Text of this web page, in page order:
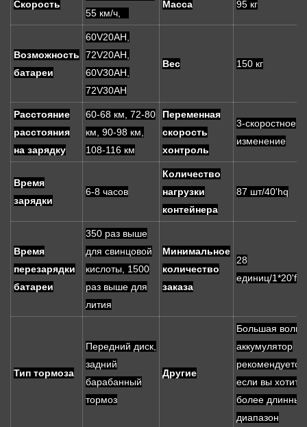
Скорость
55 км/ч,
Масса 95 кг
Возможность
батареи
60V20AH,
72V20AH,
60V30AH,
72V30AH
Вес 150 кг
Расстояние
расстояния
на зарядку
60-68 км, 72-80
км, 90-98 км,
108-116 км
Переменная
скорость
хонтроль
3-скоростное
изменение
Время
зарядки
6-8 часов
Количество
нагрузки
контейнера
87 шт/40'hq
Время
перезарядки
батареи
350 раз выше
для свинцовой
кислоты, 1500
раз выше для
лития
Минимальное
количество
заказа
28
единиц/1*20'fcl
Тип тормоза
Передний диск,
задний
барабанный
тормоз
Другие
Большая вольм
аккумулятор
рекомендуется,
если вы хотите
более длинный
диапазон